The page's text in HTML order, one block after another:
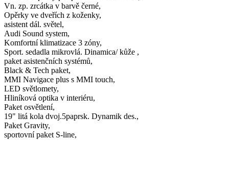
Vn. zp. zrcátka v barvě černé,
Opěrky ve dveřích z koženky,
asistent dál. světel,
Audi Sound system,
Komfortní klimatizace 3 zóny,
Sport. sedadla mikrovlá. Dinamica/ kůže ,
paket asistenčních systémů,
Black & Tech paket,
MMI Navigace plus s MMI touch,
LED světlomety,
Hliníková optika v interiéru,
Paket osvětlení,
19" litá kola dvoj.5paprsk. Dynamik des.,
Paket Gravity,
sportovní paket S-line,